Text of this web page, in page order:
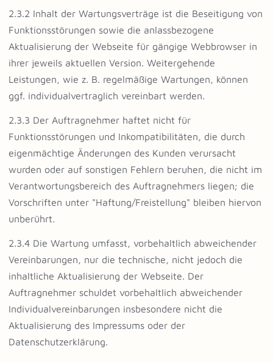
2.3.2 Inhalt der Wartungsverträge ist die Beseitigung von
Funktionsstörungen sowie die anlassbezogene
Aktualisierung der Webseite für gängige Webbrowser in
ihrer jeweils aktuellen Version. Weitergehende
Leistungen, wie z. B. regelmäßige Wartungen, können
ggf. individualvertraglich vereinbart werden.
2.3.3 Der Auftragnehmer haftet nicht für
Funktionsstörungen und Inkompatibilitäten, die durch
eigenmächtige Änderungen des Kunden verursacht
wurden oder auf sonstigen Fehlern beruhen, die nicht im
Verantwortungsbereich des Auftragnehmers liegen; die
Vorschriften unter "Haftung/Freistellung" bleiben hiervon
unberührt.
2.3.4 Die Wartung umfasst, vorbehaltlich abweichender
Vereinbarungen, nur die technische, nicht jedoch die
inhaltliche Aktualisierung der Webseite. Der
Auftragnehmer schuldet vorbehaltlich abweichender
Individualvereinbarungen insbesondere nicht die
Aktualisierung des Impressums oder der
Datenschutzerklärung.